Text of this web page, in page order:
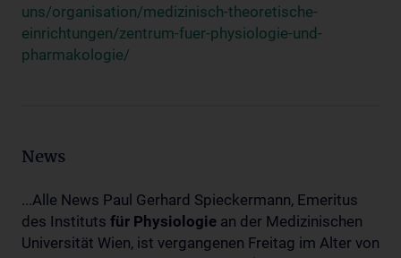
uns/organisation/medizinisch-theoretische-
einrichtungen/zentrum-fuer-physiologie-und-
pharmakologie/
News
...Alle News Paul Gerhard Spieckermann, Emeritus
des Instituts für Physiologie an der Medizinischen
Universität Wien, ist vergangenen Freitag im Alter von